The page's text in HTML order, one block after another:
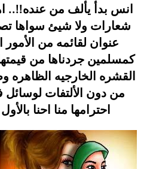
انس بدأ يألف من عنده!!..
شعارات ولا شيئ سواها
عنوان لقائمه من الأمور
كمسلمين جردناها من قيمتها
القشره الخارجيه الظاهره
من دون الألتفات
احترامها منا احنا